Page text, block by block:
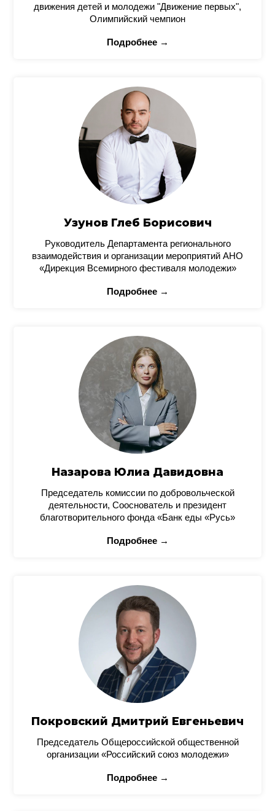
движения детей и молодежи "Движение первых",
Олимпийский чемпион
Подробнее →
Узунов Глеб Борисович
Руководитель Департамента регионального
взаимодействия и организации мероприятий АНО
«Дирекция Всемирного фестиваля молодежи»
Подробнее →
Назарова Юлиа Давидовна
Председатель комиссии по добровольческой
деятельности, Сооснователь и президент
благотворительного фонда «Банк еды «Русь»
Подробнее →
Покровский Дмитрий Евгеньевич
Председатель Общероссийской общественной
организации «Российский союз молодежи»
Подробнее →